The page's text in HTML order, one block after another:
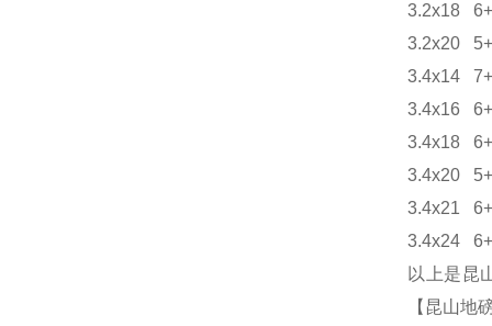
3.2x18
3.2x20
3.4x14
3.4x16
3.4x18
3.4x20
3.4x21
3.4x24
以上是昆
【昆山地